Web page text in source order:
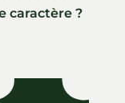
caractère ?